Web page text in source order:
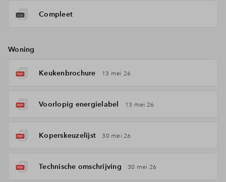
Compleet
Woning
Keukenbrochure 13 mei 26
Voorlopig energielabel 13 mei 26
Koperskeuzelijst 30 mei 26
Technische omschrijving 30 mei 26